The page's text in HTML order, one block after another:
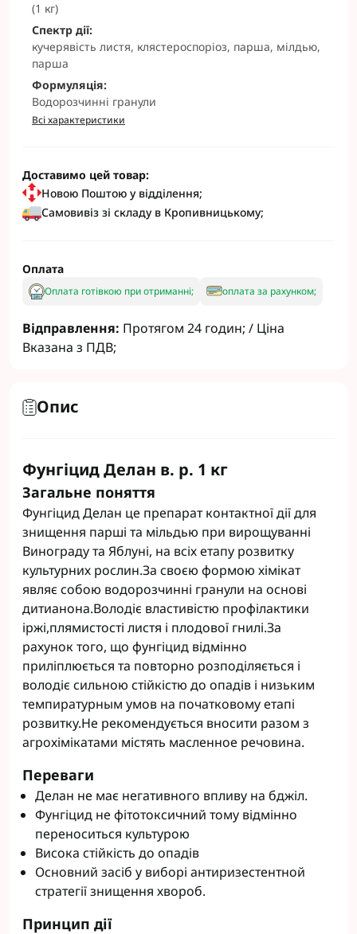
(1 кг)
Спектр дії:
кучерявість листя, клястероспоріоз, парша, мілдью,
парша
Формуляція:
Водорозчинні гранули
Всі характеристики
Доставимо цей товар:
Новою Поштою у відділення;
Самовивіз зі складу в Кропивницькому;
Оплата
Оплата готівкою при отриманні; оплата за рахунком;
Відправлення: Протягом 24 годин; / Ціна
Вказана з ПДВ;
Опис
Фунгіцид Делан в. р. 1 кг
Загальне поняття
Фунгіцид Делан це препарат контактної дії для
знищення парші та мільдью при вирощуванні
Винограду та Яблуні, на всіх етапу розвитку
культурних рослин.За своєю формою хімікат
являє собою водорозчинні гранули на основі
дитианона.Володіє властивістю профілактики
іржі,плямистості листя і плодової гнилі.За
рахунок того, що фунгіцид відмінно
приліплюється та повторно розподіляється і
володіє сильною стійкістю до опадів і низьким
темпиратурным умов на початковому етапі
розвитку.Не рекомендується вносити разом з
агрохімікатами містять масленное речовина.
Переваги
Делан не має негативного впливу на бджіл.
Фунгіцид не фітотоксичний тому відмінно
переноситься культурою
Висока стійкість до опадів
Основний засіб у виборі антиризестентной
стратегії знищення хвороб.
Принцип дії